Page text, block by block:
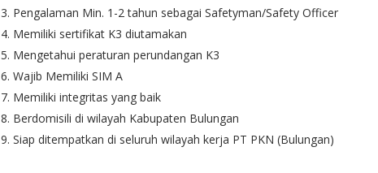
3. Pengalaman Min. 1-2 tahun sebagai Safetyman/Safety Officer
4. Memiliki sertifikat K3 diutamakan
5. Mengetahui peraturan perundangan K3
6. Wajib Memiliki SIM A
7. Memiliki integritas yang baik
8. Berdomisili di wilayah Kabupaten Bulungan
9. Siap ditempatkan di seluruh wilayah kerja PT PKN (Bulungan)